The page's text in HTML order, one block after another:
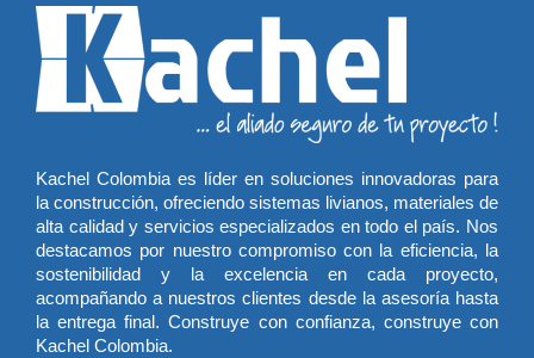
Kachel Colombia es líder en soluciones innovadoras para
la construcción, ofreciendo sistemas livianos, materiales de
alta calidad y servicios especializados en todo el país. Nos
destacamos por nuestro compromiso con la eficiencia, la
sostenibilidad y la excelencia en cada proyecto,
acompañando a nuestros clientes desde la asesoría hasta
la entrega final. Construye con confianza, construye con
Kachel Colombia.